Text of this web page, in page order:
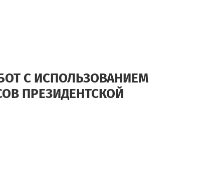
С ИСПОЛЬЗОВАНИЕМ
ПРЕЗИДЕНТСКОЙ